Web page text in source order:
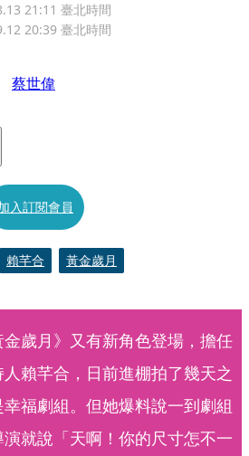
21:11 臺北時間
20:39 臺北時間
蔡世偉
入訂閱會員
賴芊合 黃金歲月
歲月》又有新角色登場，擔任
賴芊合，日前進棚拍了幾天之
福劇組。但她爆料說一到劇組
就說「天啊！你的尺寸怎不一